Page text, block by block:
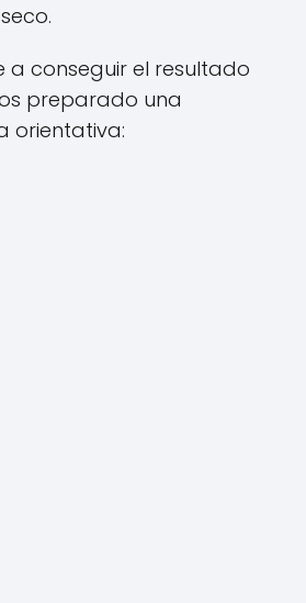
a conseguir el resultado
preparado una
orientativa: